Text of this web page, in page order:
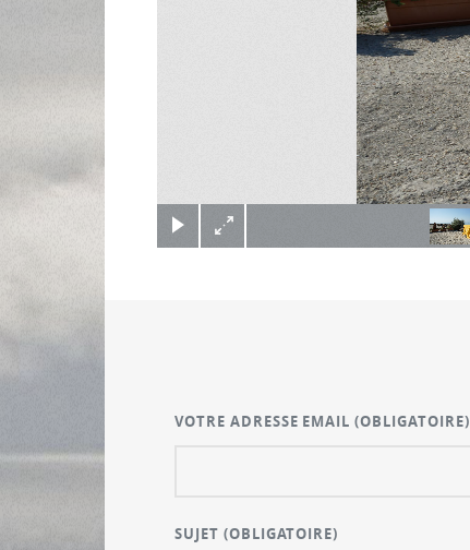
(c) Didier Gualeni
VOTRE ADRESSE EMAIL(OBLIGATOIRE)
SUJET (OBLIGATOIRE)